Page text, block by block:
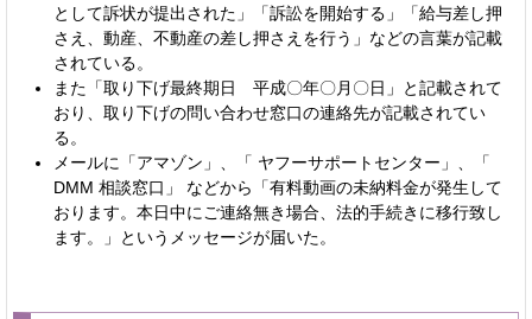
として訴状が提出された」「訴訟を開始する」「給与差し押
さえ、動産、不動産の差し押さえを行う」などの言葉が記載
されている。
また「取り下げ最終期日 平成〇年〇月〇日」と記載されて
おり、取り下げの問い合わせ窓口の連絡先が記載されてい
る。
メールに「アマゾン」、「 ヤフーサポートセンター」、「
DMM 相談窓口」 などから「有料動画の未納料金が発生して
おります。本日中にご連絡無き場合、法的手続きに移行致し
ます。」というメッセージが届いた。